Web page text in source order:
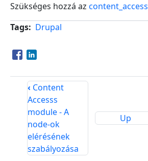
Szükséges hozzá az content_access
Tags
Drupal
Opens in a new window
Opens in a new window
‹ Content
Accesss
module - A
node-ok
elérésének
szabályozása
Up